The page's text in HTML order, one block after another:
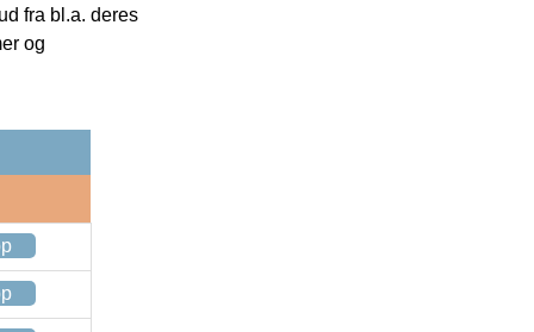
fra bl.a. deres
og